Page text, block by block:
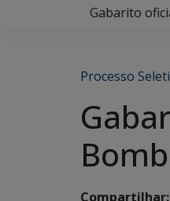
Gabarito
Processo
Compartilhar: